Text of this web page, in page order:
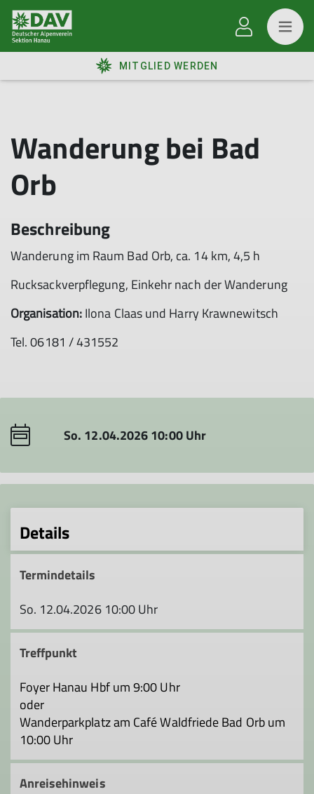
MITGLIED WERDEN
Wanderung bei Bad
Orb
Beschreibung
Wanderung im Raum Bad Orb, ca. 14 km, 4,5 h
Rucksackverpflegung, Einkehr nach der Wanderung
Organisation:Ilona Claas und Harry Krawnewitsch
Tel. 06181 / 431552
So. 12.04.2026 10:00 Uhr
Details
Termindetails
So. 12.04.2026 10:00 Uhr
Treffpunkt
Foyer Hanau Hbf um 9:00 Uhr
oder
Wanderparkplatz am Café Waldfriede Bad Orb um
10:00 Uhr
Anreisehinweis